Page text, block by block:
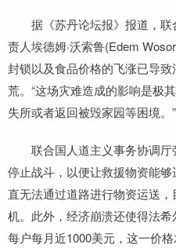
据《苏丹论坛报》报道，联
责人埃德姆·沃索鲁(Edem
封锁以及食品价格的飞涨已导
荒。“这场灾难造成的影响是极
失所或者返回被毁家园等困境。”
联合国人道主义事务协调厅
停止战斗，以便让救援物资能
直无法通过道路进行物资运送
机。此外，经济崩溃还使得法
每户每月近1000美元，这一价